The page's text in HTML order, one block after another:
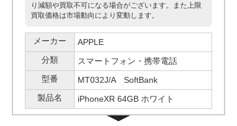
り減額や買取不可になる場合がございます。また上限
買取価格は市場動向により変動します。
メーカー
APPLE
分類
スマートフォン・携帯電話
型番
MT032J/A SoftBank
製品名
iPhoneXR 64GB ホワイト